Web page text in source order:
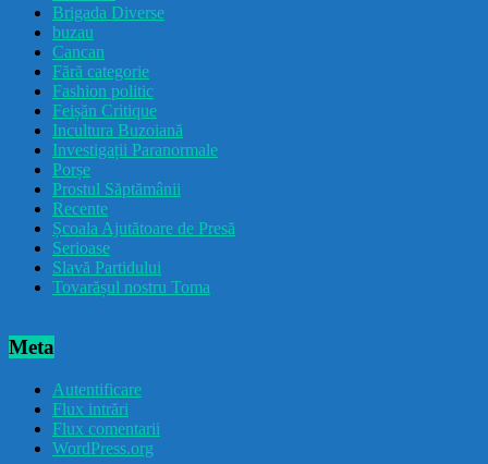
Brigada Diverse
buzau
Cancan
Fără categorie
Fashion politic
Feișăn Critique
Incultura Buzoiană
Investigații Paranormale
Porșe
Prostul Săptămânii
Recente
Școala Ajutătoare de Presă
Serioase
Slavă Partidului
Tovarășul nostru Toma
Meta
Autentificare
Flux intrări
Flux comentarii
WordPress.org